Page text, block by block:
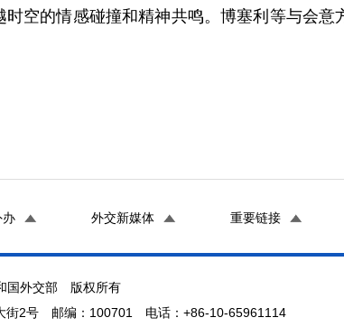
空的情感碰撞和精神共鸣。博塞利等与会意
办 外交新媒体 重要链接
国外交部 版权所有
街2号 邮编：100701 电话：+86-10-65961114